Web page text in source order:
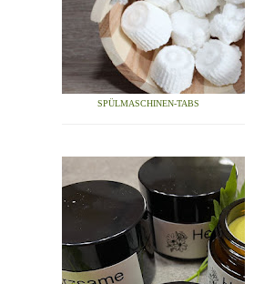
SPÜLMASCHINEN-TABS